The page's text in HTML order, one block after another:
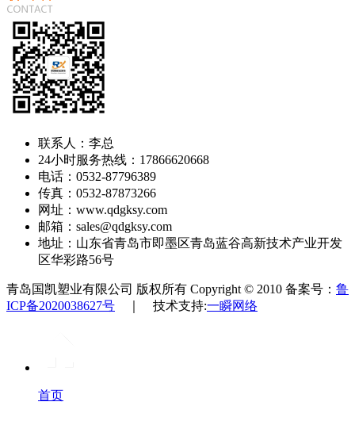
联系人：李总
24小时服务热线：17866620668
电话：0532-87796389
传真：0532-87873266
网址：www.qdgksy.com
邮箱：sales@qdgksy.com
地址：山东省青岛市即墨区青岛蓝谷高新技术产业开发
区华彩路56号
青岛国凯塑业有限公司 版权所有 Copyright © 2010 备案号： 鲁
ICP备2020038627号 ｜ 技术支持:一瞬网络
首页